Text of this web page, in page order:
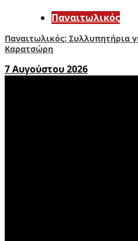
Παναιτωλικός
Παναιτωλικός: Συλλυπητήρια
Καρατσώρη
7 Αυγούστου 2026